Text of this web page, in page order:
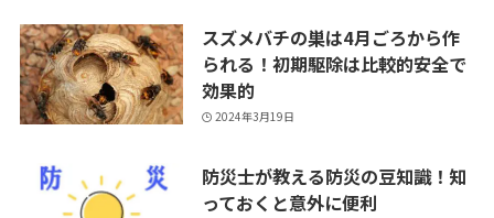
スズメバチの巣は4月ごろから作
られる！初期駆除は比較的安全で
効果的
2024年3月19日
防災士が教える防災の豆知識！知
っておくと意外に便利